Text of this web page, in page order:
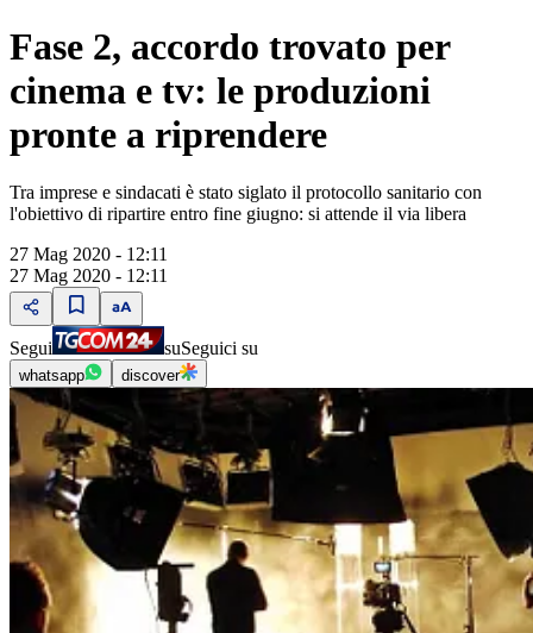
Fase 2, accordo trovato per
cinema e tv: le produzioni
pronte a riprendere
Tra imprese e sindacati è stato siglato il protocollo sanitario con
l'obiettivo di ripartire entro fine giugno: si attende il via libera
27 Mag 2020 - 12:11
27 Mag 2020 - 12:11
Segui suSeguici su
whatsapp discover